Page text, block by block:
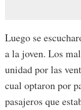
Luego se
a la joven. Los
unidad por las
cual optaron por
pasajeros que